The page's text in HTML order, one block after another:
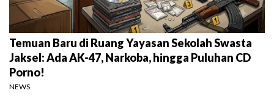
Temuan Baru di Ruang Yayasan Sekolah Swasta
Jaksel: Ada AK-47, Narkoba, hingga Puluhan CD
Porno!
NEWS